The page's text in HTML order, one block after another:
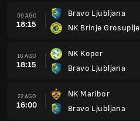
09 AGO
18:15
Bravo Ljubljana
NK Brinje Grosuplje
16 AGO
18:15
NK Koper
Bravo Ljubljana
22 AGO
16:00
NK Maribor
Bravo Ljubljana